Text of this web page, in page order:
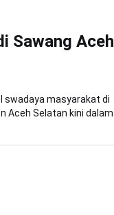
Sawang Aceh
swadaya masyarakat di
Aceh Selatan kini dalam